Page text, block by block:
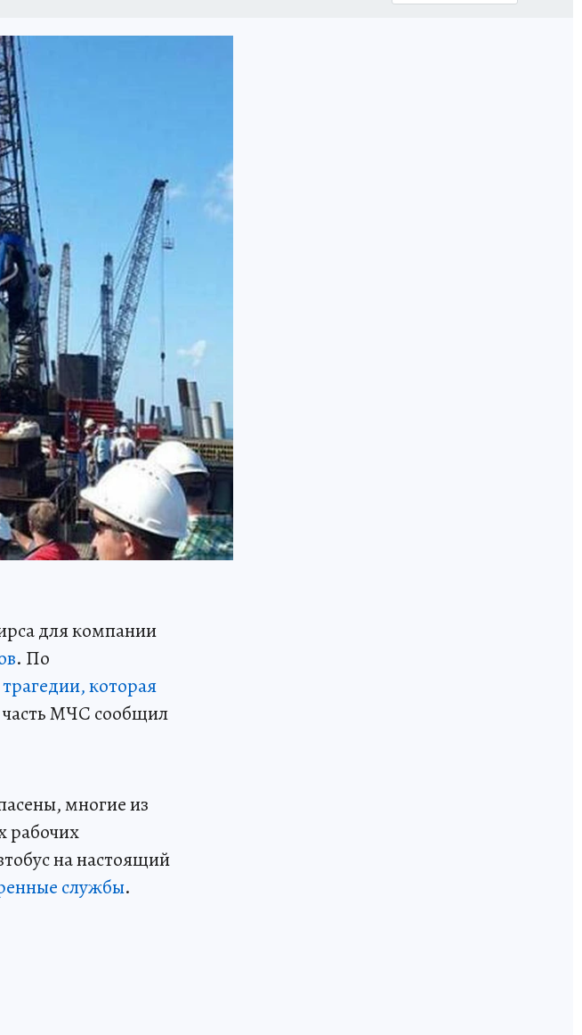
для компании
. По
трагедии, которая
часть МЧС сообщил
многие из
рабочих
на настоящий
службы.